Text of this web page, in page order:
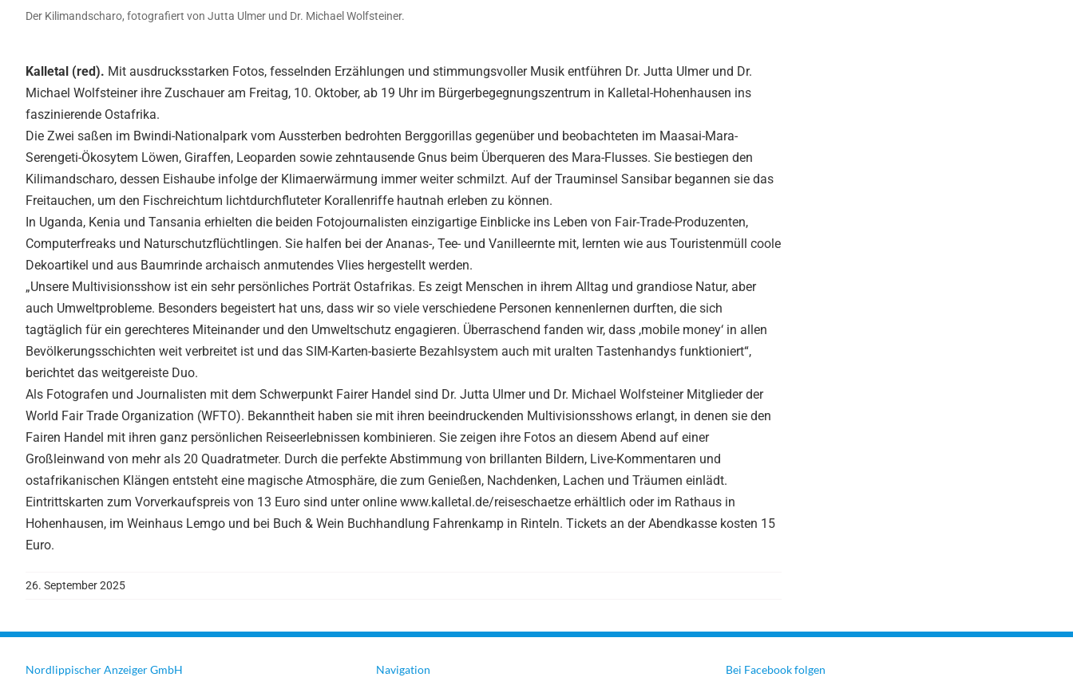
Der Kilimandscharo, fotografiert von Jutta Ulmer und Dr. Michael Wolfsteiner.
Kalletal (red). Mit ausdrucksstarken Fotos, fesselnden Erzählungen und stimmungsvoller Musik entführen Dr. Jutta Ulmer und Dr.
Michael Wolfsteiner ihre Zuschauer am Freitag, 10. Oktober, ab 19 Uhr im Bürgerbegegnungszentrum in Kalletal-Hohenhausen ins
faszinierende Ostafrika.
Die Zwei saßen im Bwindi-Nationalpark vom Aussterben bedrohten Berggorillas gegenüber und beobachteten im Maasai-Mara-
Serengeti-Ökosytem Löwen, Giraffen, Leoparden sowie zehntausende Gnus beim Überqueren des Mara-Flusses. Sie bestiegen den
Kilimandscharo, dessen Eishaube infolge der Klimaerwärmung immer weiter schmilzt. Auf der Trauminsel Sansibar begannen sie das
Freitauchen, um den Fischreichtum lichtdurchfluteter Korallenriffe hautnah erleben zu können.
In Uganda, Kenia und Tansania erhielten die beiden Fotojournalisten einzigartige Einblicke ins Leben von Fair-Trade-Produzenten,
Computerfreaks und Naturschutzflüchtlingen. Sie halfen bei der Ananas-, Tee- und Vanilleernte mit, lernten wie aus Touristenmüll coole
Dekoartikel und aus Baumrinde archaisch anmutendes Vlies hergestellt werden.
„Unsere Multivisionsshow ist ein sehr persönliches Porträt Ostafrikas. Es zeigt Menschen in ihrem Alltag und grandiose Natur, aber
auch Umweltprobleme. Besonders begeistert hat uns, dass wir so viele verschiedene Personen kennenlernen durften, die sich
tagtäglich für ein gerechteres Miteinander und den Umweltschutz engagieren. Überraschend fanden wir, dass ,mobile money‘ in allen
Bevölkerungsschichten weit verbreitet ist und das SIM-Karten-basierte Bezahlsystem auch mit uralten Tastenhandys funktioniert“,
berichtet das weitgereiste Duo.
Als Fotografen und Journalisten mit dem Schwerpunkt Fairer Handel sind Dr. Jutta Ulmer und Dr. Michael Wolfsteiner Mitglieder der
World Fair Trade Organization (WFTO). Bekanntheit haben sie mit ihren beeindruckenden Multivisionsshows erlangt, in denen sie den
Fairen Handel mit ihren ganz persönlichen Reiseerlebnissen kombinieren. Sie zeigen ihre Fotos an diesem Abend auf einer
Großleinwand von mehr als 20 Quadratmeter. Durch die perfekte Abstimmung von brillanten Bildern, Live-Kommentaren und
ostafrikanischen Klängen entsteht eine magische Atmosphäre, die zum Genießen, Nachdenken, Lachen und Träumen einlädt.
Eintrittskarten zum Vorverkaufspreis von 13 Euro sind unter online www.kalletal.de/reiseschaetze erhältlich oder im Rathaus in
Hohenhausen, im Weinhaus Lemgo und bei Buch & Wein Buchhandlung Fahrenkamp in Rinteln. Tickets an der Abendkasse kosten 15
Euro.
26. September 2025
Nordlippischer Anzeiger GmbH Navigation Bei Facebook folgen